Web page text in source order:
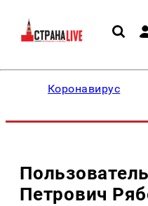
Коронавирус
Петрович